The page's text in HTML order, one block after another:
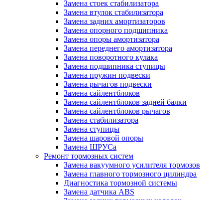
Замена стоек стабилизатора
Замена втулок стабилизатора
Замена задних амортизаторов
Замена опорного подшипника
Замена опоры амортизатора
Замена переднего амортизатора
Замена поворотного кулака
Замена подшипника ступицы
Замена пружин подвески
Замена рычагов подвески
Замена сайлентблоков
Замена сайлентблоков задней балки
Замена сайлентблоков рычагов
Замена стабилизатора
Замена ступицы
Замена шаровой опоры
Замена ШРУСа
Ремонт тормозных систем
Замена вакуумного усилителя тормозов
Замена главного тормозного цилиндра
Диагностика тормозной системы
Замена датчика ABS